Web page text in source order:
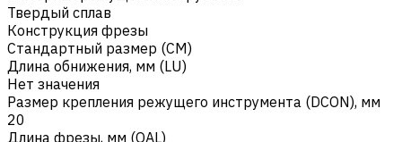
Твердый сплав
Конструкция фрезы
Стандартный размер (CM)
Длина обнижения, мм (LU)
Нет значения
Размер крепления режущего инструмента (DCON), мм
20
Длина фрезы, мм (OAL)